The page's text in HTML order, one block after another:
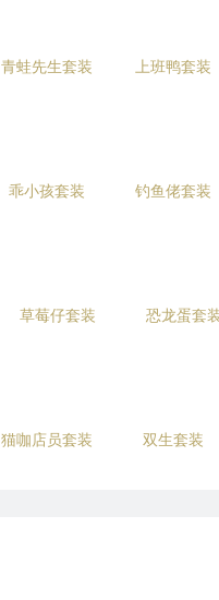
青蛙先生套装 上班鸭套装
乖小孩套装 钓鱼佬套装
草莓仔套装 恐龙蛋套
猫咖店员套装 双生套装